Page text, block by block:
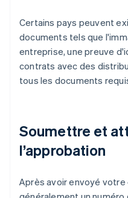
Certains pays peuvent
documents tels que
entreprise, une preuve
contrats avec des
tous les documents
Soumettre et
l’approbation
Après avoir envoyé